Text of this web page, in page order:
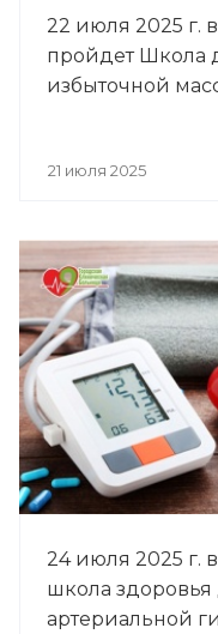
22 июля 2025 г.
пройдет Школа
избыточной
21 июля 2025
24 июля 2025 г.
школа
артериальной